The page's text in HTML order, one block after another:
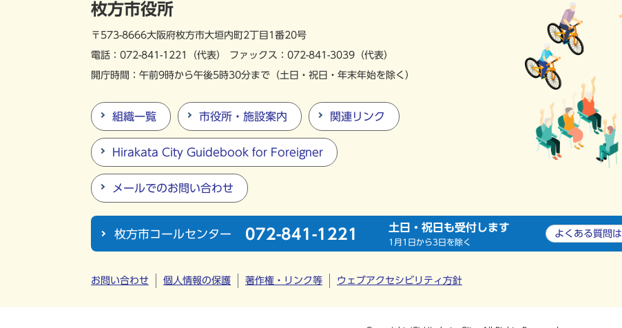
枚方市役所
〒573-8666大阪府枚方市大垣内町2丁目1番20号
電話： 072-841-1221 （代表） ファックス：072-841-3039（代表）
開庁時間：午前9時から午後5時30分まで （土日・祝日・年末年始を除く）
組織一覧 市役所・施設案内 関連リンク
Hirakata City Guidebook for Foreigner
メールでのお問い合わせ
枚方市コールセンター 072-841-1221 土日・祝日も受付します
1月1日から3日を除く
よくある質問は
お問い合わせ 個人情報の保護 著作権・リンク等 ウェブアクセシビリティ方針